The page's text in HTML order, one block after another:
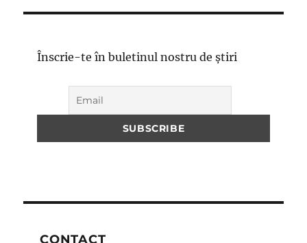
Înscrie-te în buletinul nostru de știri
CONTACT